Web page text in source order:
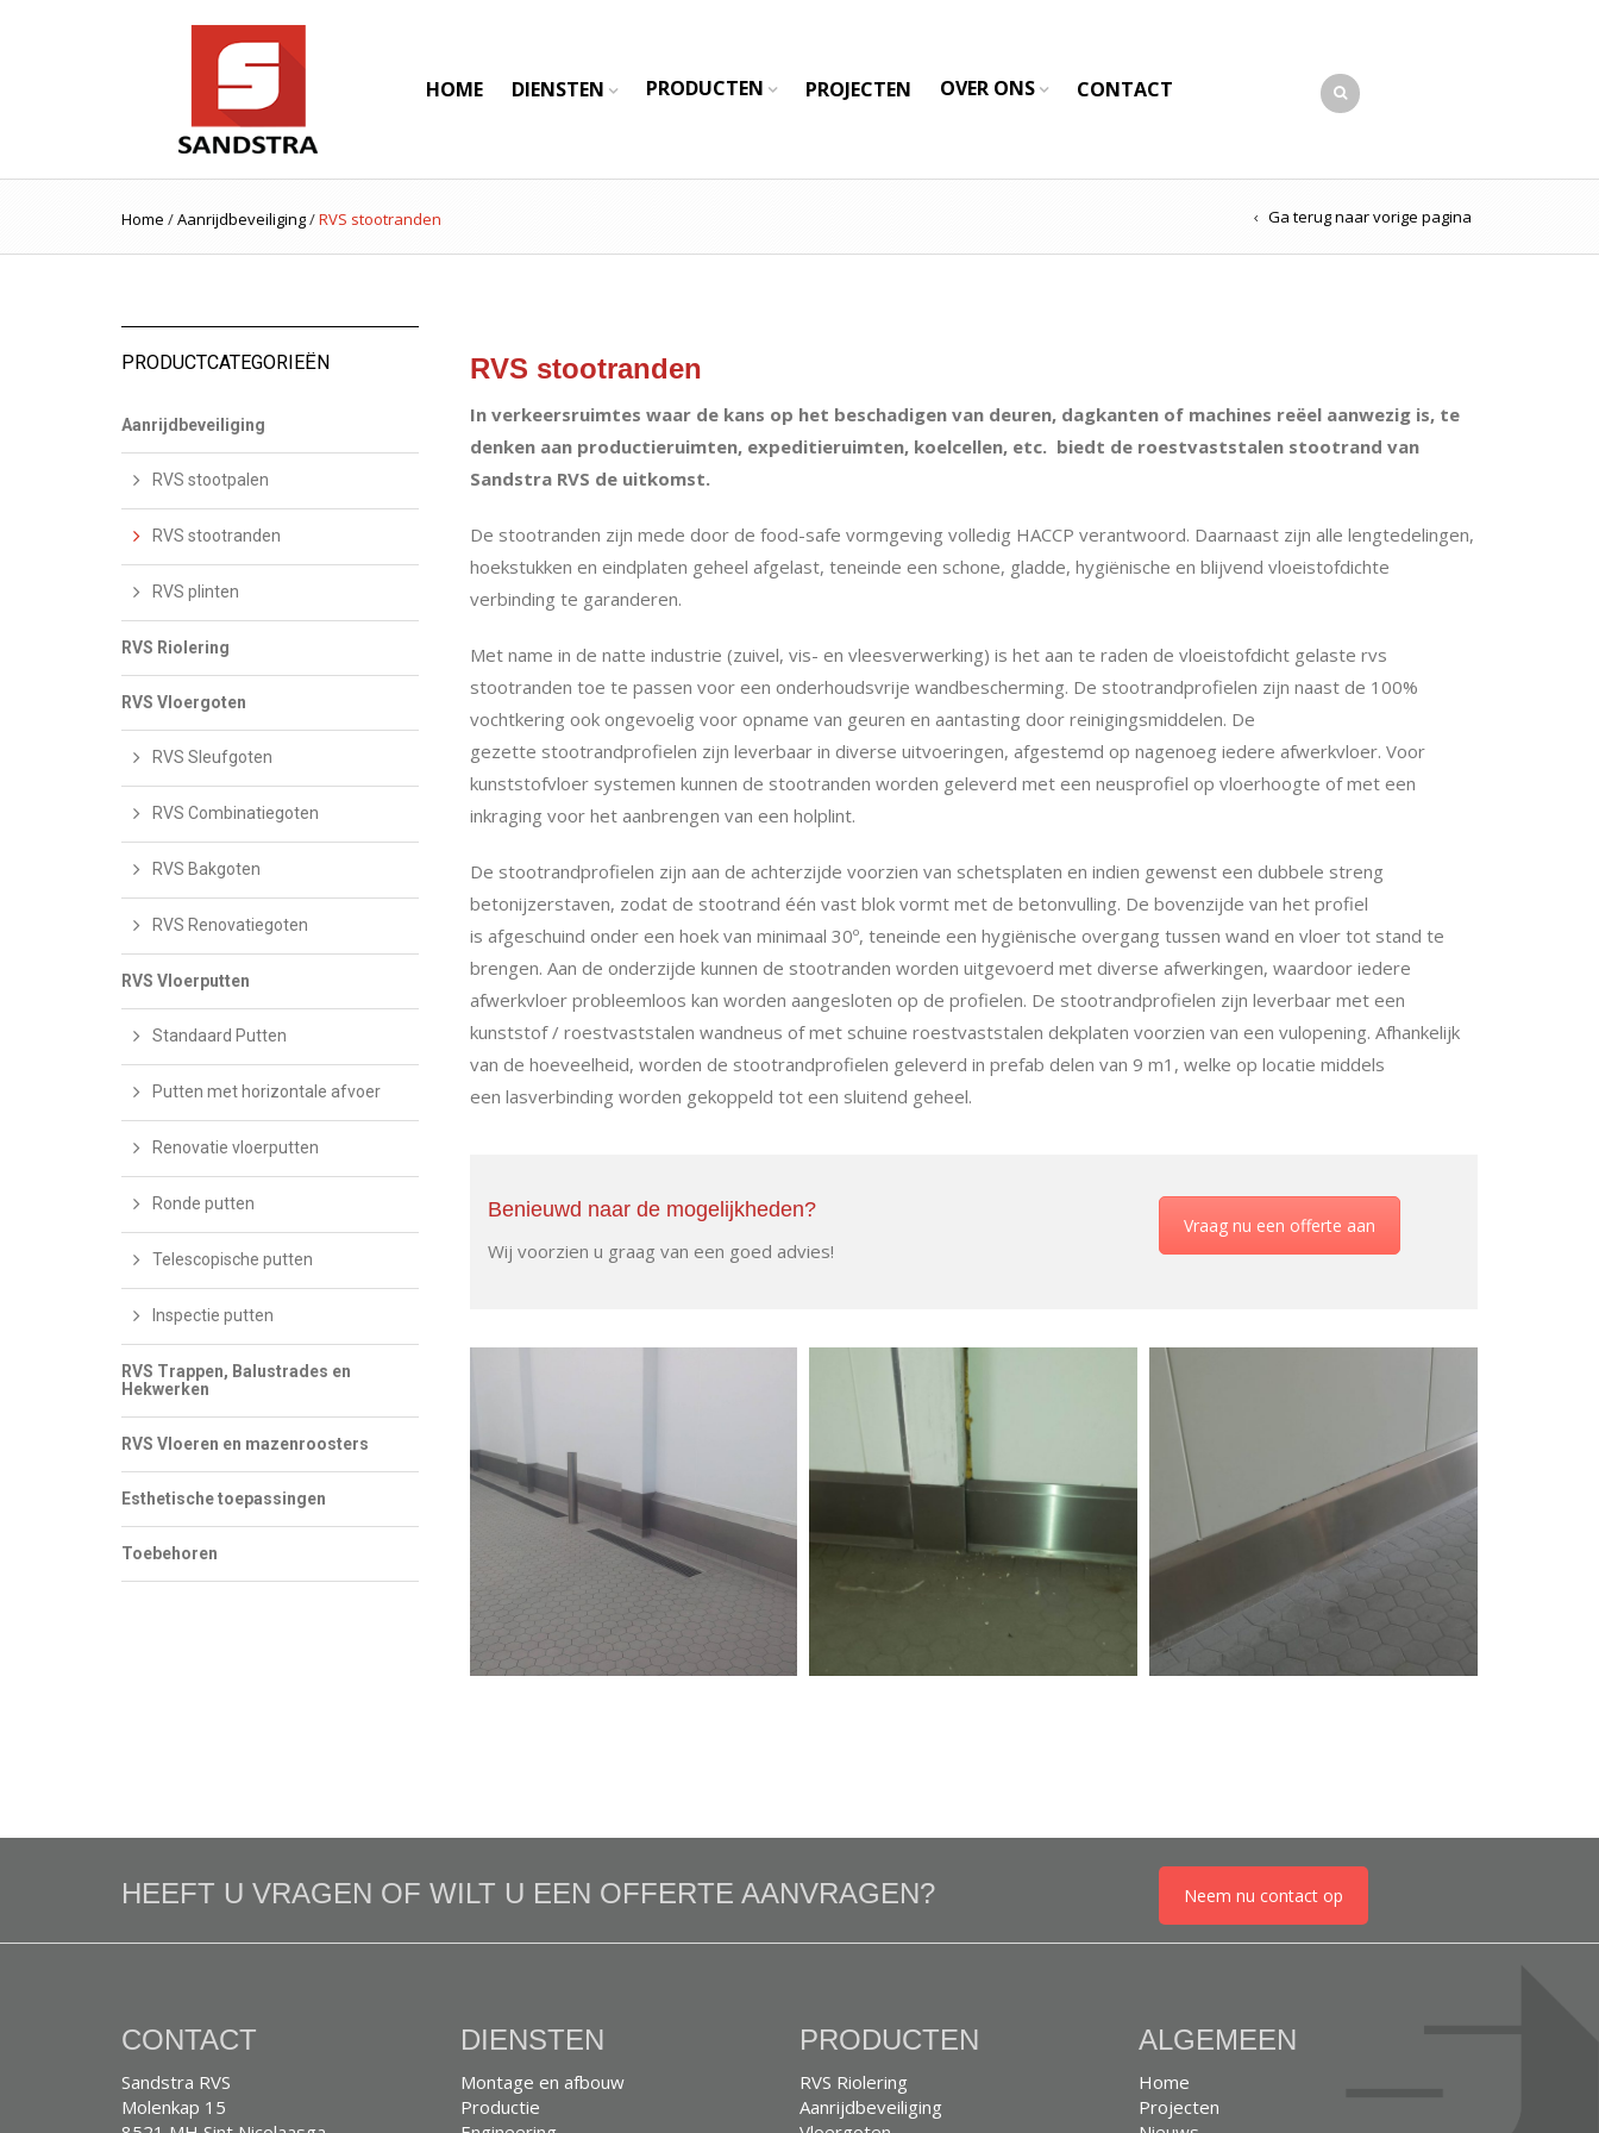
HOME DIENSTEN PRODUCTEN PROJECTEN OVER ONS CONTACT
Home /Aanrijdbeveiliging/RVS stootranden Ga terug naar vorige pagina
RVS stootranden
In verkeersruimtes waar de kans op het beschadigen van deuren, dagkanten of machines reëel aanwezig is, te
denken aan productieruimten, expeditieruimten, koelcellen, etc. biedt de roestvaststalen stootrand van
Sandstra RVS de uitkomst.
De stootranden zijn mede door de food-safe vormgeving volledig HACCP verantwoord. Daarnaast zijn alle lengtedelingen,
hoekstukken en eindplaten geheel afgelast, teneinde een schone, gladde, hygiënische en blijvend vloeistofdichte
verbinding te garanderen.
Met name in de natte industrie (zuivel, vis- en vleesverwerking) is het aan te raden de vloeistofdicht gelaste rvs
stootranden toe te passen voor een onderhoudsvrije wandbescherming. De stootrandprofielen zijn naast de 100%
vochtkering ook ongevoelig voor opname van geuren en aantasting door reinigingsmiddelen. De
gezette stootrandprofielen zijn leverbaar in diverse uitvoeringen, afgestemd op nagenoeg iedere afwerkvloer. Voor
kunststofvloer systemen kunnen de stootranden worden geleverd met een neusprofiel op vloerhoogte of met een
inkraging voor het aanbrengen van een holplint.
De stootrandprofielen zijn aan de achterzijde voorzien van schetsplaten en indien gewenst een dubbele streng
betonijzerstaven, zodat de stootrand één vast blok vormt met de betonvulling. De bovenzijde van het profiel
is afgeschuind onder een hoek van minimaal 30º, teneinde een hygiënische overgang tussen wand en vloer tot stand te
brengen. Aan de onderzijde kunnen de stootranden worden uitgevoerd met diverse afwerkingen, waardoor iedere
afwerkvloer probleemloos kan worden aangesloten op de profielen. De stootrandprofielen zijn leverbaar met een
kunststof / roestvaststalen wandneus of met schuine roestvaststalen dekplaten voorzien van een vulopening. Afhankelijk
van de hoeveelheid, worden de stootrandprofielen geleverd in prefab delen van 9 m1, welke op locatie middels
een lasverbinding worden gekoppeld tot een sluitend geheel.
Benieuwd naar de mogelijkheden?
Wij voorzien u graag van een goed advies!
Vraag nu een offerte aan
PRODUCTCATEGORIEËN
Aanrijdbeveiliging
RVS stootpalen
RVS stootranden
RVS plinten
RVS Riolering
RVS Vloergoten
RVS Sleufgoten
RVS Combinatiegoten
RVS Bakgoten
RVS Renovatiegoten
RVS Vloerputten
Standaard Putten
Putten met horizontale afvoer
Renovatie vloerputten
Ronde putten
Telescopische putten
Inspectie putten
RVS Trappen, Balustrades en
Hekwerken
RVS Vloeren en mazenroosters
Esthetische toepassingen
Toebehoren
HEEFT U VRAGEN OF WILT U EEN OFFERTE AANVRAGEN? Neem nu contact op
CONTACT
Sandstra RVS
Molenkap 15
DIENSTEN
Montage en afbouw
Productie
PRODUCTEN
RVS Riolering
Aanrijdbeveiliging
ALGEMEEN
Home
Projecten